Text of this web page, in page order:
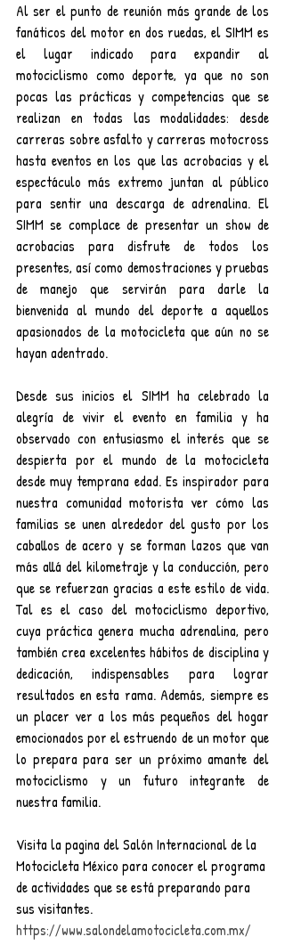
Al ser el punto de reunión más grande de los
fanáticos del motor en dos ruedas, el SIMM es
el lugar indicado para expandir al
motociclismo como deporte, ya que no son
pocas las prácticas y competencias que se
realizan en todas las modalidades: desde
carreras sobre asfalto y carreras motocross
hasta eventos en los que las acrobacias y el
espectáculo más extremo juntan al público
para sentir una descarga de adrenalina. El
SIMM se complace de presentar un show de
acrobacias para disfrute de todos los
presentes, así como demostraciones y pruebas
de manejo que servirán para darle la
bienvenida al mundo del deporte a aquellos
apasionados de la motocicleta que aún no se
hayan adentrado.
Desde sus inicios el SIMM ha celebrado la
alegría de vivir el evento en familia y ha
observado con entusiasmo el interés que se
despierta por el mundo de la motocicleta
desde muy temprana edad. Es inspirador para
nuestra comunidad motorista ver cómo las
familias se unen alrededor del gusto por los
caballos de acero y se forman lazos que van
más allá del kilometraje y la conducción, pero
que se refuerzan gracias a este estilo de vida.
Tal es el caso del motociclismo deportivo,
cuya práctica genera mucha adrenalina, pero
también crea excelentes hábitos de disciplina y
dedicación, indispensables para lograr
resultados en esta rama. Además, siempre es
un placer ver a los más pequeños del hogar
emocionados por el estruendo de un motor que
lo prepara para ser un próximo amante del
motociclismo y un futuro integrante de
nuestra familia.
Visita la pagina del Salón Internacional de la
Motocicleta México para conocer el programa
de actividades que se está preparando para
sus visitantes.
https://www.salondelamotocicleta.com.mx/